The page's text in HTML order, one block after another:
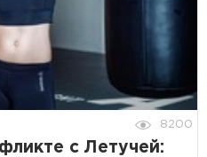
8200
с Летучей: